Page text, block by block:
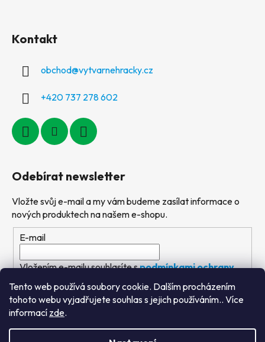
Tento web používá soubory cookie. Dalším procházením
tohoto webu vyjadřujete souhlas s jejich používáním.. Více
informací zde.
Kontakt
obchod@vytvarnehracky.cz
+420 737 278 602
Odebírat newsletter
Vložte svůj e-mail a my vám budeme zasílat informace o
nových produktech na našem e-shopu.
E-mail
Vložením e-mailu souhlasíte spodmínkami ochrany
osobních údajů
PŘIHLÁSIT SE